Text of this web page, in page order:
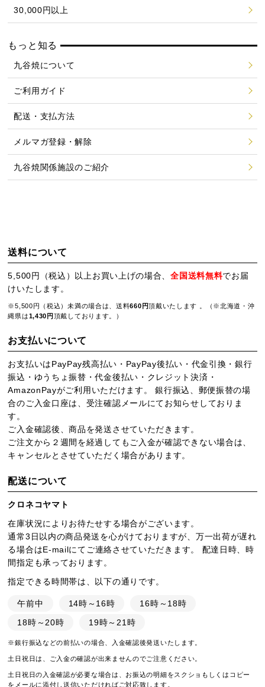
30,000円以上
もっと知る
九谷焼について
ご利用ガイド
配送・支払方法
メルマガ登録・解除
九谷焼関係施設のご紹介
送料について
5,500円（税込）以上お買い上げの場合、全国送料無料でお届
けいたします。
※5,500円（税込）未満の場合は、送料660円頂戴いたします 。（※北海道・沖
縄県は1,430円 頂戴しております。）
お支払いについて
お支払いはPayPay残高払い・PayPay後払い・代金引換・銀行
振込・ゆうちょ振替・代金後払い・クレジット決済・
AmazonPayがご利用いただけます。 銀行振込、郵便振替の場
合のご入金口座は、受注確認メールにてお知らせしておりま
す。
ご入金確認後、商品を発送させていただきます。
ご注文から２週間を経過してもご入金が確認できない場合は、
キャンセルとさせていただく場合があります。
配送について
クロネコヤマト
在庫状況によりお待たせする場合がございます。
通常3日以内の商品発送を心がけておりますが、万一出荷が遅れ
る場合はE-mailにてご連絡させていただきます。 配達日時、時
間指定も承っております。
指定できる時間帯は、以下の通りです。
午前中 14時～16時
16時～18時
18時～20時
19時～21時
※銀行振込などの前払いの場合、入金確認後発送いたします。
土日祝日は、ご入金の確認が出来ませんのでご注意ください。
土日祝日の入金確認が必要な場合は、お振込の明細をスクショもしくはコピー
をメールに添付し送信いただければご対応致します。